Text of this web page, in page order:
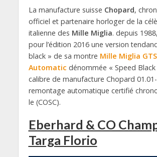
La manufacture suisse Chopard,
officiel et partenaire horloger de la
italienne des Mille Miglia. depuis
pour l’édition 2016 une version
black » de sa montre Mille Miglia GTS
Automatic dénommée « Speed Black
calibre de manufacture Chopard
remontage automatique certifié
le (COSC).
Eberhard & CO
Targa Florio